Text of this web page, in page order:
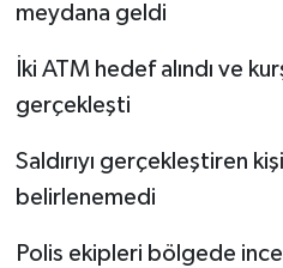
meydana geldi
İki ATM hedef alındı ve
gerçekleşti
Saldırıyı gerçekleştiren
belirlenemedi
Polis ekipleri bölgede